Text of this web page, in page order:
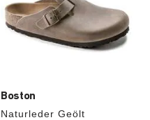
Boston
Naturleder Geölt
werden
die
Produktbilder
aktualisiert.